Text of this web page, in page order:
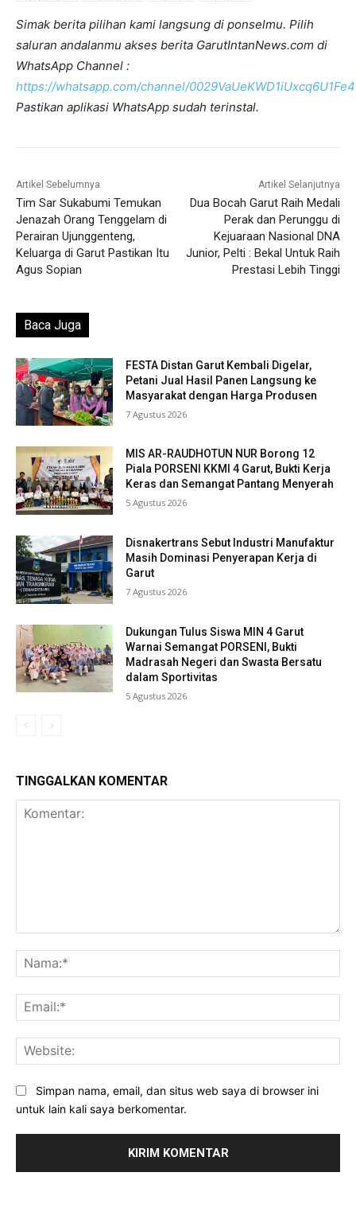
Simak berita pilihan kami langsung di ponselmu. Pilih
saluran andalanmu akses berita GarutIntanNews.com di
WhatsApp Channel :
https://whatsapp.com/channel/
Pastikan aplikasi WhatsApp sudah terinstal.
Artikel Sebelumnya
Tim Sar Sukabumi Temukan
Jenazah Orang Tenggelam di
Perairan Ujunggenteng,
Keluarga di Garut Pastikan Itu
Agus Sopian
Artikel Selanjutnya
Dua Bocah Garut Raih Medali
Perak dan Perunggu di
Kejuaraan Nasional DNA
Junior, Pelti : Bekal Untuk Raih
Prestasi Lebih Tinggi
Baca Juga
FESTA Distan Garut Kembali Digelar,
Petani Jual Hasil Panen Langsung ke
Masyarakat dengan Harga Produsen
7 Agustus 2026
MIS AR-RAUDHOTUN NUR Borong 12
Piala PORSENI KKMI 4 Garut, Bukti Kerja
Keras dan Semangat Pantang Menyerah
5 Agustus 2026
Disnakertrans Sebut Industri Manufaktur
Masih Dominasi Penyerapan Kerja di
Garut
7 Agustus 2026
Dukungan Tulus Siswa MIN 4 Garut
Warnai Semangat PORSENI, Bukti
Madrasah Negeri dan Swasta Bersatu
dalam Sportivitas
5 Agustus 2026
TINGGALKAN KOMENTAR
Simpan nama, email, dan situs web saya di browser ini
untuk lain kali saya berkomentar.